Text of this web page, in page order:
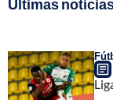
Últimas